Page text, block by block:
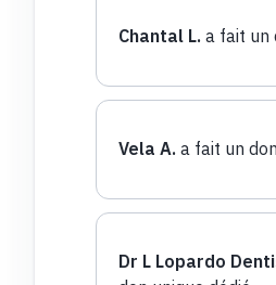
Chantal L. a fait un
Vela A. a fait un
Dr L Lopardo